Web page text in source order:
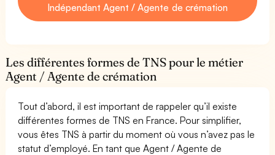
Indépendant Agent / Agente de crémation
Les différentes formes de TNS pour le métier
Agent / Agente de crémation
Tout d’abord, il est important de rappeler qu’il existe
différentes formes de TNS en France. Pour simplifier,
vous êtes TNS à partir du moment où vous n’avez pas le
statut d’employé. En tant que Agent / Agente de